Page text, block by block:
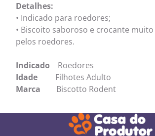
Detalhes:
• Indicado para roedores;
• Biscoito saboroso e crocante
pelos roedores.
Indicado Roedores
Idade Filhotes Adulto
Marca Biscotto Rodent